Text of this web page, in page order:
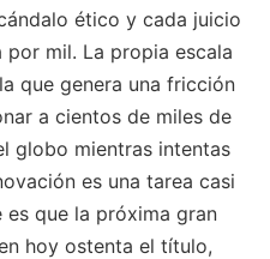
ético y cada juicio
mil. La propia escala
que genera una fricción
a cientos de miles de
globo mientras intentas
es una tarea casi
que la próxima gran
hoy ostenta el título,